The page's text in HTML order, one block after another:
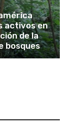
activos en
de la
bosques